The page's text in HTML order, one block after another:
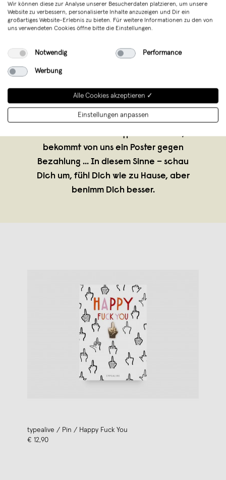
verkauft seit November 2014
Freunde, wer ernsthaft behauptet, er
könnte noch ohne typealive leben,
bekommt von uns ein Poster gegen
Bezahlung ... In diesem Sinne – schau
Dich um, fühl Dich wie zu Hause, aber
benimm Dich besser.
typealive / Pin / Happy Fuck You
€ 12,90
Wir können diese zur Analyse unserer Besucherdaten platzieren, um unsere
Website zu verbessern, personalisierte Inhalte anzuzeigen und Dir ein
großartiges Website-Erlebnis zu bieten. Für weitere Informationen zu den von
uns verwendeten Cookies öffne bitte die Einstellungen.
Notwendig Performance
Werbung
Alle Cookies akzeptieren ✓
Einstellungen anpassen